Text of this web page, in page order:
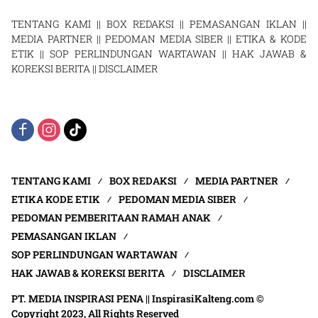
TENTANG KAMI || BOX REDAKSI || PEMASANGAN IKLAN ||
MEDIA PARTNER || PEDOMAN MEDIA SIBER ||ETIKA & KODE
ETIK || SOP PERLINDUNGAN WARTAWAN || HAK JAWAB &
KOREKSI BERITA || DISCLAIMER
TENTANG KAMI BOX REDAKSI
MEDIA PARTNER
ETIKA KODE ETIK
PEDOMAN MEDIA SIBER
PEDOMAN PEMBERITAAN RAMAH ANAK
PEMASANGAN IKLAN
SOP PERLINDUNGAN WARTAWAN
HAK JAWAB & KOREKSI BERITA
DISCLAIMER
PT. MEDIA INSPIRASI PENA || InspirasiKalteng.com ©
Copyright 2023, All Rights Reserved